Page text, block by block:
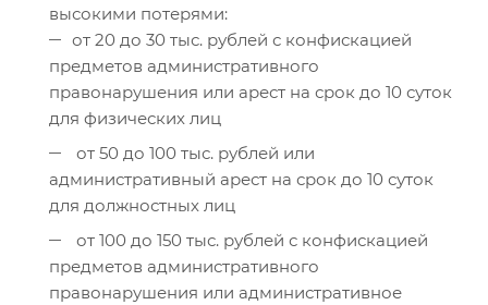
высокими потерями:
от 20 до 30 тыс. рублей с конфискацией
предметов административного
правонарушения или арест на срок до 10 суток
для физических лиц
от 50 до 100 тыс. рублей или
административный арест на срок до 10 суток
для должностных лиц
от 100 до 150 тыс. рублей с конфискацией
предметов административного
правонарушения или административное